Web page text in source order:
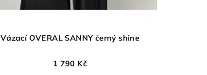
Vázací OVERAL SANNY černý shine
1 790 Kč